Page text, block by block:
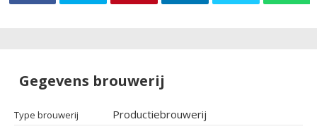
Gegevens brouwerij
Type brouwerij Productiebrouwerij